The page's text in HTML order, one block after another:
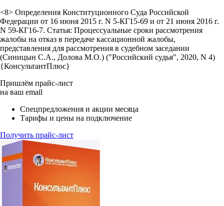
<8> Определения Конституционного Суда Российской
Федерации от 16 июня 2015 г. N 5-КГ15-69 и от 21 июня 2016 г.
N 59-КГ16-7. Статья: Процессуальные сроки рассмотрения
жалобы на отказ в передаче кассационной жалобы,
представления для рассмотрения в судебном заседании
(Синицын С.А., Долова М.О.) ("Российский судья", 2020, N 4)
{КонсультантПлюс}
Пришлём прайс-лист
на ваш email
Спецпредложения и акции месяца
Тарифы и цены на подключение
Получить прайс-лист